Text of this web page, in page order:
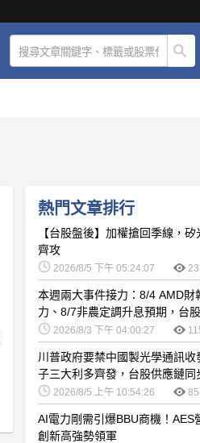
熱門文章排行
【台股盤後】加權搶回季線，矽
齊攻
2026/8/5 下午 05:24:07
本週兩大事件接力：8/4 AMD財
力、8/7非農定調升息預期，台
卡位最佳？
2026/8/3 下午 04:00:27
川普政府要禁中國製光學通訊收
子三大利多齊發，台股供應鏈同
2026/8/5 上午 10:54:26
AI電力剛需引爆BBU商機！AES
創新高強勢領軍